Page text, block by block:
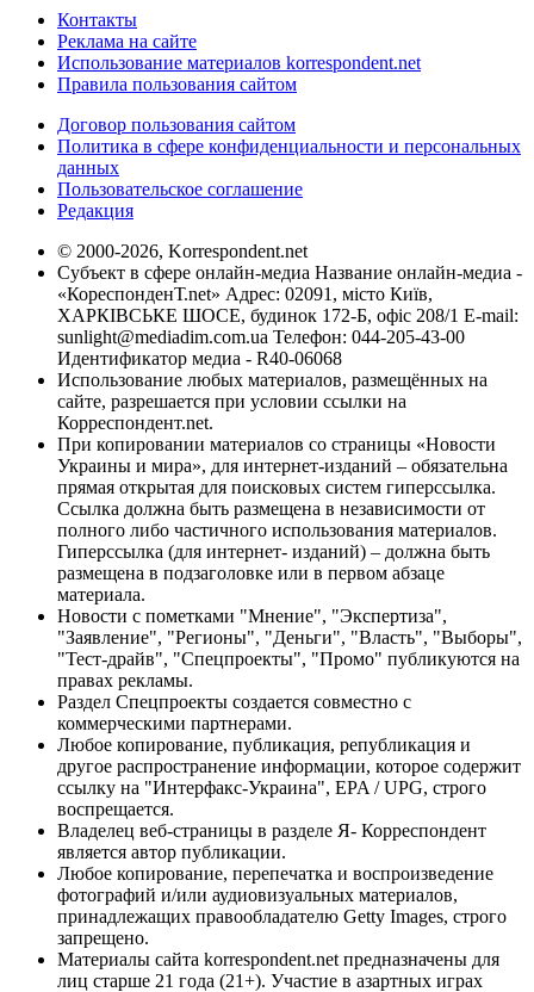
Контакты
Реклама на сайте
Использование материалов korrespondent.net
Правила пользования сайтом
Договор пользования сайтом
Политика в сфере конфиденциальности и персональных
данных
Пользовательское соглашение
Редакция
© 2000-2026, Korrespondent.net
Субъект в сфере онлайн-медиа Название онлайн-медиа -
«КореспонденТ.net» Адрес: 02091, місто Київ,
ХАРКІВСЬКЕ ШОСЕ, будинок 172-Б, офіс 208/1 E-mail:
sunlight@mediadim.com.ua Телефон: 044-205-43-00
Идентификатор медиа - R40-06068
Использование любых материалов, размещённых на
сайте, разрешается при условии ссылки на
Корреспондент.net.
При копировании материалов со страницы «Новости
Украины и мира», для интернет-изданий – обязательна
прямая открытая для поисковых систем гиперссылка.
Ссылка должна быть размещена в независимости от
полного либо частичного использования материалов.
Гиперссылка (для интернет- изданий) – должна быть
размещена в подзаголовке или в первом абзаце
материала.
Новости с пометками "Мнение", "Экспертиза",
"Заявление", "Регионы", "Деньги", "Власть", "Выборы",
"Тест-драйв", "Спецпроекты", "Промо" публикуются на
правах рекламы.
Раздел Спецпроекты создается совместно с
коммерческими партнерами.
Любое копирование, публикация, републикация и
другое распространение информации, которое содержит
ссылку на "Интерфакс-Украина", EPA / UPG, строго
воспрещается.
Владелец веб-страницы в разделе Я- Корреспондент
является автор публикации.
Любое копирование, перепечатка и воспроизведение
фотографий и/или аудиовизуальных материалов,
принадлежащих правообладателю Getty Images, строго
запрещено.
Материалы сайта korrespondent.net предназначены для
лиц старше 21 года (21+). Участие в азартных играх